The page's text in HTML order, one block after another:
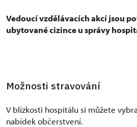
Vedoucí vzdělávacích akcí jsou
ubytované cizince u správy
Možnosti stravování
V blízkosti hospitálu si můžete
nabídek občerstvení.